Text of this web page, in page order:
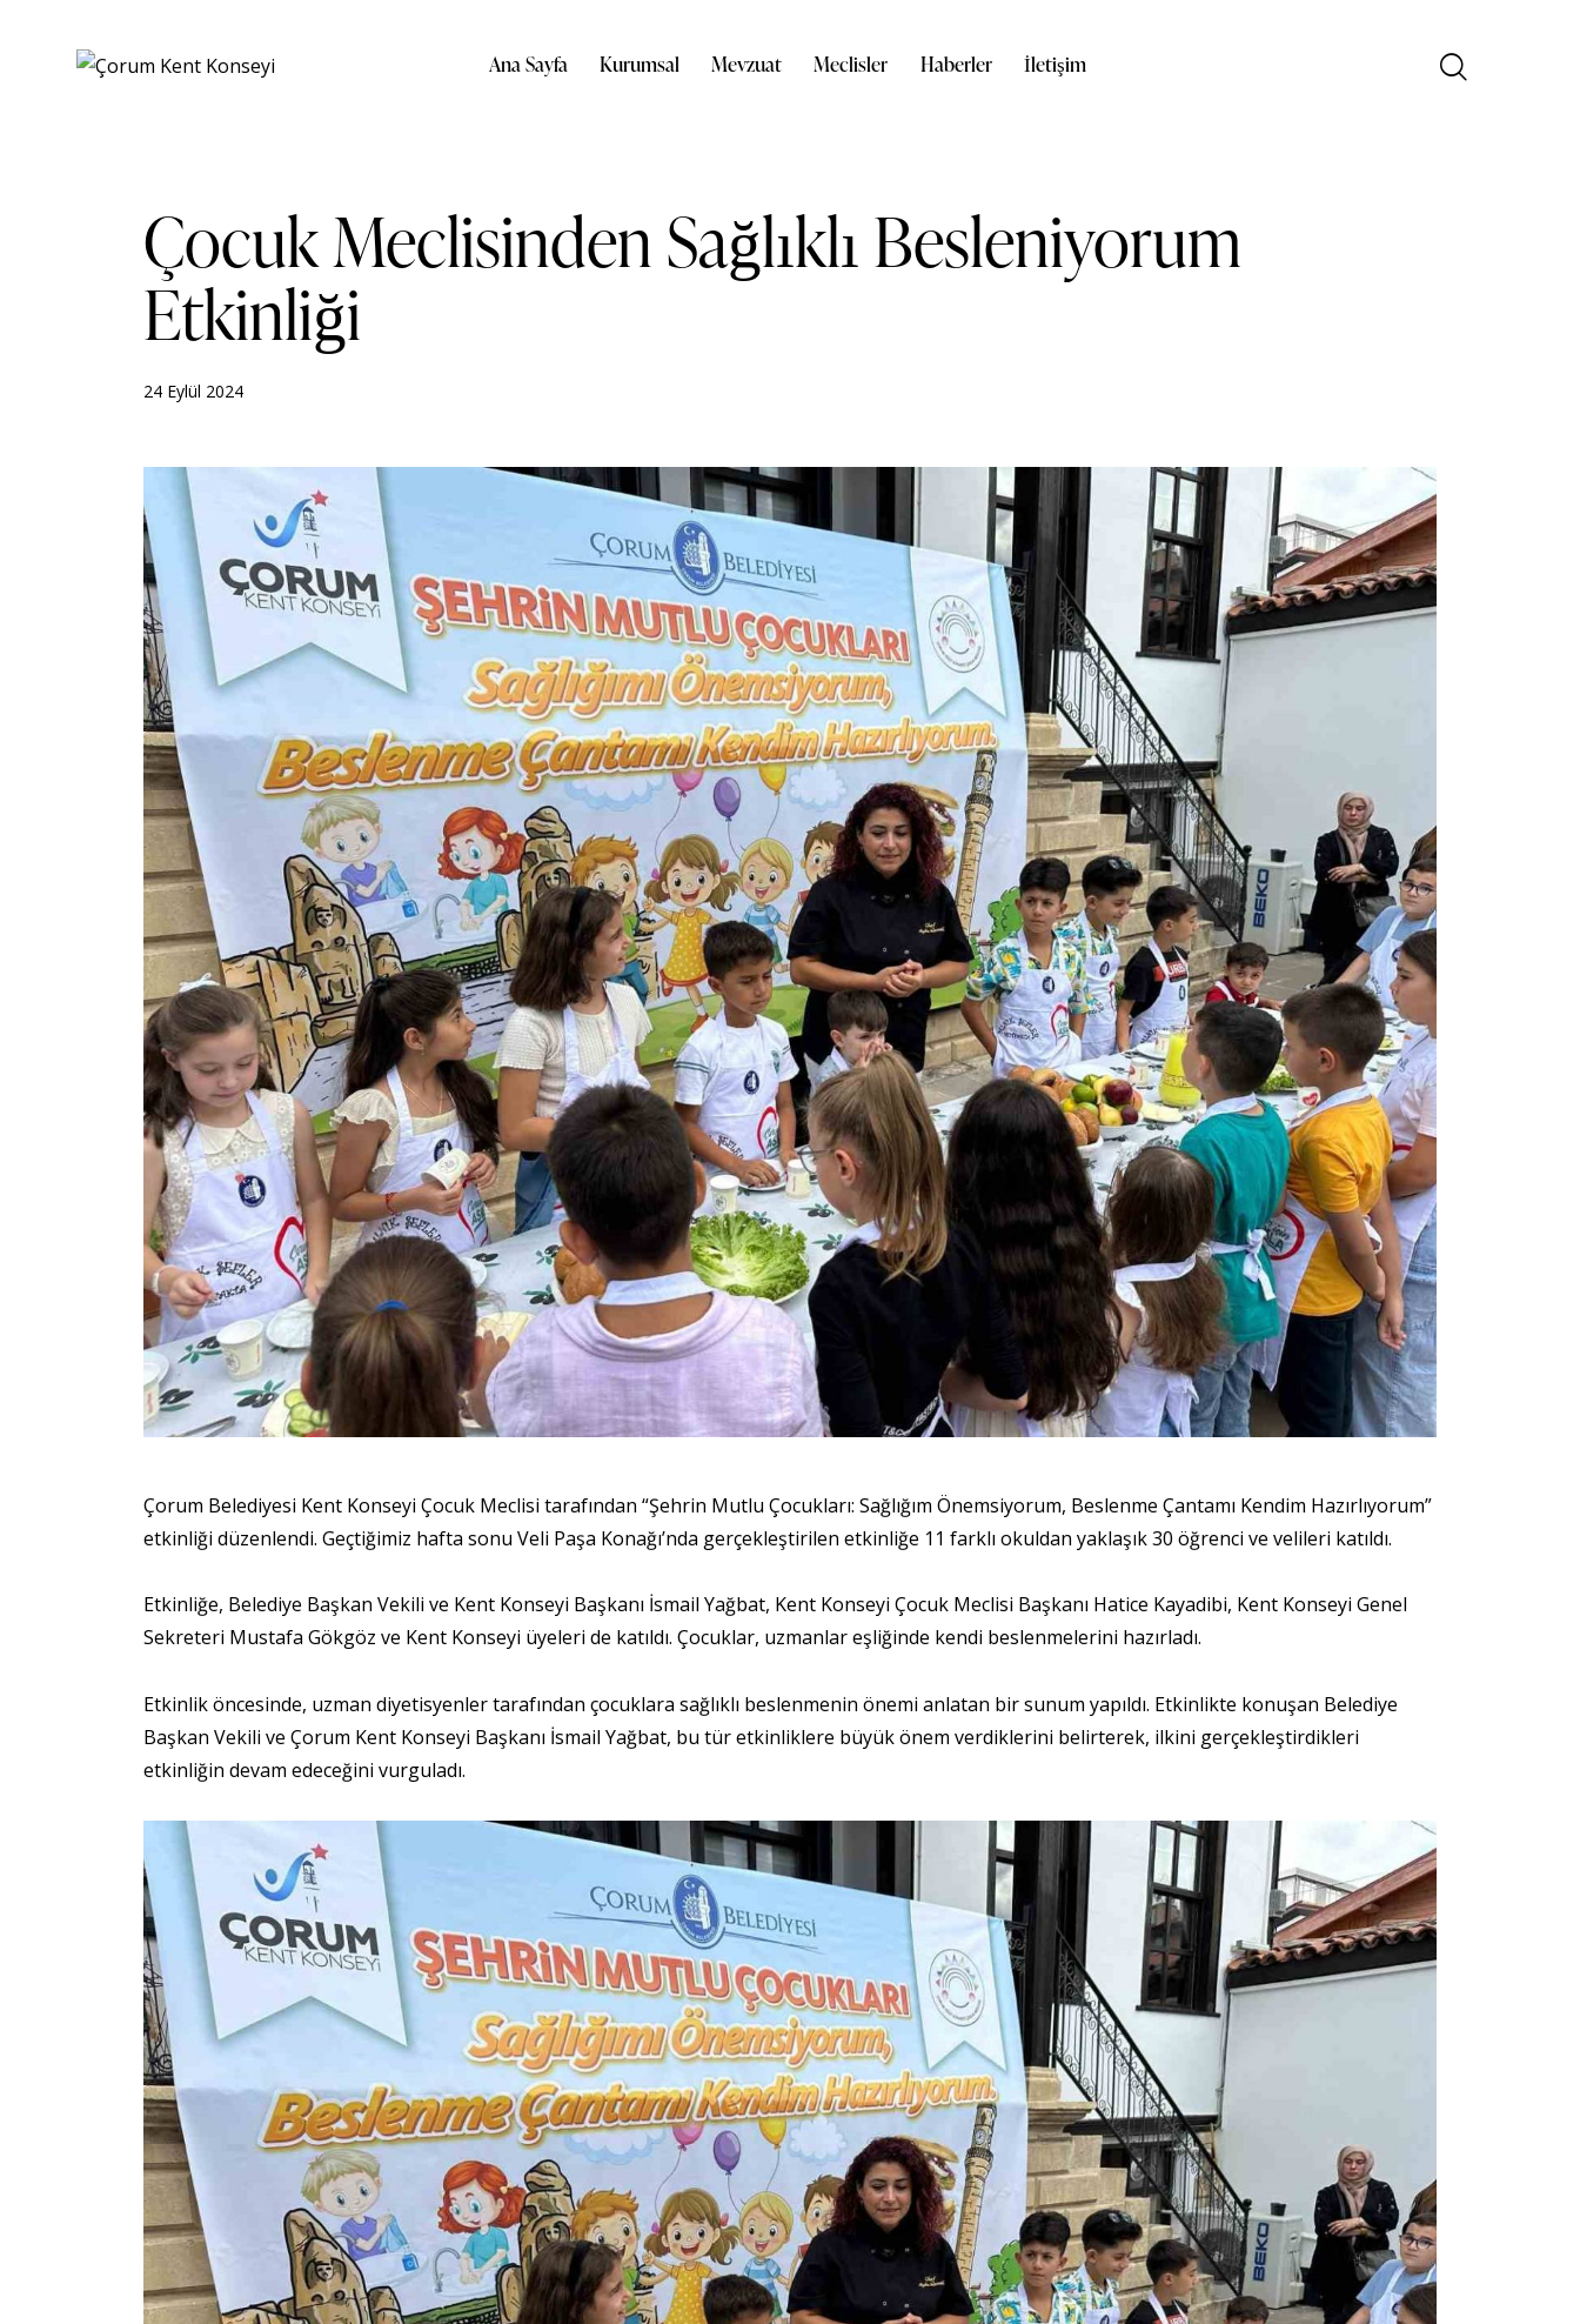
Ana Sayfa Kurumsal Mevzuat Meclisler Haberler İletişim
Çocuk Meclisinden Sağlıklı Besleniyorum
Etkinliği
24 Eylül 2024
Çorum Belediyesi Kent Konseyi Çocuk Meclisi tarafından “Şehrin Mutlu Çocukları: Sağlığım Önemsiyorum, Beslenme Çantamı Kendim Hazırlıyorum”
etkinliği düzenlendi. Geçtiğimiz hafta sonu Veli Paşa Konağı’nda gerçekleştirilen etkinliğe 11 farklı okuldan yaklaşık 30 öğrenci ve velileri katıldı.
Etkinliğe, Belediye Başkan Vekili ve Kent Konseyi Başkanı İsmail Yağbat, Kent Konseyi Çocuk Meclisi Başkanı Hatice Kayadibi, Kent Konseyi Genel
Sekreteri Mustafa Gökgöz ve Kent Konseyi üyeleri de katıldı. Çocuklar, uzmanlar eşliğinde kendi beslenmelerini hazırladı.
Etkinlik öncesinde, uzman diyetisyenler tarafından çocuklara sağlıklı beslenmenin önemi anlatan bir sunum yapıldı. Etkinlikte konuşan Belediye
Başkan Vekili ve Çorum Kent Konseyi Başkanı İsmail Yağbat, bu tür etkinliklere büyük önem verdiklerini belirterek, ilkini gerçekleştirdikleri
etkinliğin devam edeceğini vurguladı.